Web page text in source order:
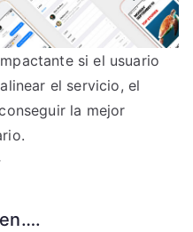
si el usuario
el servicio, el
la mejor